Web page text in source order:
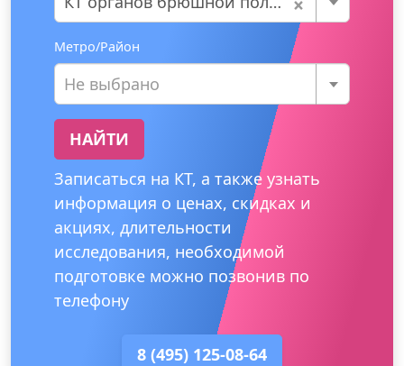
Метро/Район
Не выбрано
НАЙТИ
Записаться на КТ, а также узнать
информация о ценах, скидках и
акциях, длительности
исследования, необходимой
подготовке можно позвонив по
телефону
8 (495) 125-08-64